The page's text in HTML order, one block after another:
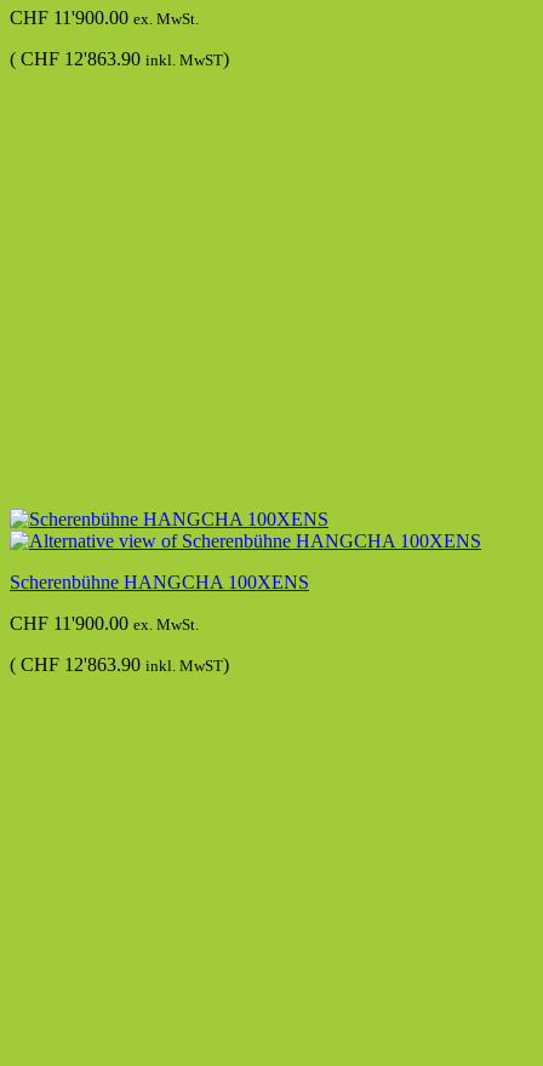
CHF 11'900.00 ex. MwSt.
( CHF 12'863.90 inkl. MwST)
Scherenbühne HANGCHA 100XENS
CHF 11'900.00 ex. MwSt.
( CHF 12'863.90 inkl. MwST)